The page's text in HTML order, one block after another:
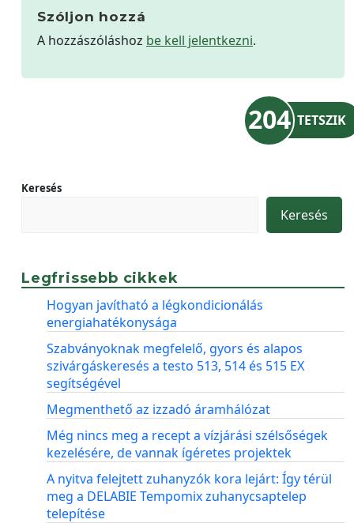
Szóljon hozzá
A hozzászóláshoz be kell jelentkezni.
204 TETSZIK
Keresés
Keresés
Legfrissebb cikkek
Hogyan javítható a légkondicionálás
energiahatékonysága
Szabványoknak megfelelő, gyors és alapos
szivárgáskeresés a testo 513, 514 és 515 EX
segítségével
Megmenthető az izzadó áramhálózat
Még nincs meg a recept a vízjárási szélsőségek
kezelésére, de vannak ígéretes projektek
A nyitva felejtett zuhanyzók kora lejárt: Így térül
meg a DELABIE Tempomix zuhanycsaptelep
telepítése